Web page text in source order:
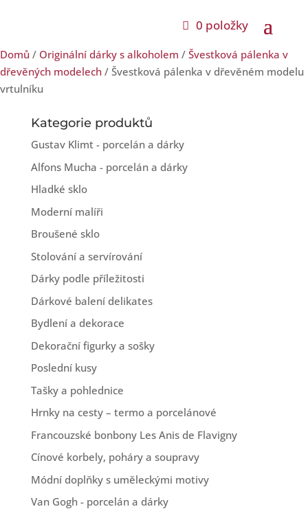
0 položky
Domů / Originální dárky s alkoholem / Švestková pálenka v
dřevěných modelech / Švestková pálenka v dřevěném modelu
vrtulníku
Kategorie produktů
Gustav Klimt - porcelán a dárky
Alfons Mucha - porcelán a dárky
Hladké sklo
Moderní malíři
Broušené sklo
Stolování a servírování
Dárky podle příležitosti
Dárkové balení delikates
Bydlení a dekorace
Dekorační figurky a sošky
Poslední kusy
Tašky a pohlednice
Hrnky na cesty – termo a porcelánové
Francouzské bonbony Les Anis de Flavigny
Cínové korbely, poháry a soupravy
Módní doplňky s uměleckými motivy
Van Gogh - porcelán a dárky